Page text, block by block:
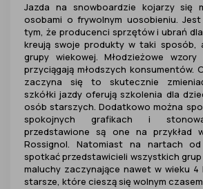
Jazda na snowboardzie kojarzy się
osobami o frywolnym uosobieniu.
tym, że producenci sprzętów i ubrań
kreują swoje produkty w taki sposób,
grupy wiekowej. Młodzieżowe
przyciągają młodszych konsumentów.
zaczyna się to skutecznie
szkółki jazdy oferują szkolenia dla
osób starszych. Dodatkowo można
spokojnych grafikach i
przedstawione są one na przykład
Rossignol. Natomiast na nartach
spotkać przedstawicieli wszystkich
maluchy zaczynające nawet w wieku
starsze, które cieszą się wolnym